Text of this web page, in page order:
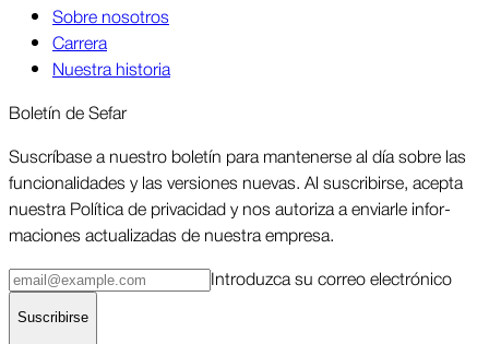
Sobre nosotros
Carrera
Nuestra historia
Boletín de Sefar
Sus­críbase a nuestro boletín para man­tenerse al día sobre las
funcio­nalidades y las ver­siones nuevas. Al suscri­birse, acepta
nuestra Política de priva­cidad y nos autoriza a enviarle infor­
maciones actua­lizadas de nuestra empresa.
Intro­duzca su correo elec­trónico
Suscri­birse